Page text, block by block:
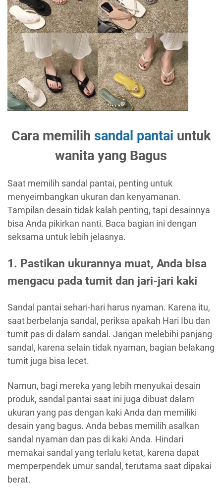
Cara memilih sandal pantai untuk
wanita yang Bagus
Saat memilih sandal pantai, penting untuk
menyeimbangkan ukuran dan kenyamanan.
Tampilan desain tidak kalah penting, tapi desainnya
bisa Anda pikirkan nanti. Baca bagian ini dengan
seksama untuk lebih jelasnya.
1. Pastikan ukurannya muat, Anda bisa
mengacu pada tumit dan jari-jari kaki
Sandal pantai sehari-hari harus nyaman. Karena itu,
saat berbelanja sandal, periksa apakah Hari Ibu dan
tumit pas di dalam sandal. Jangan melebihi panjang
sandal, karena selain tidak nyaman, bagian belakang
tumit juga bisa lecet.
Namun, bagi mereka yang lebih menyukai desain
produk, sandal pantai saat ini juga dibuat dalam
ukuran yang pas dengan kaki Anda dan memiliki
desain yang bagus. Anda bebas memilih asalkan
sandal nyaman dan pas di kaki Anda. Hindari
memakai sandal yang terlalu ketat, karena dapat
memperpendek umur sandal, terutama saat dipakai
berat.